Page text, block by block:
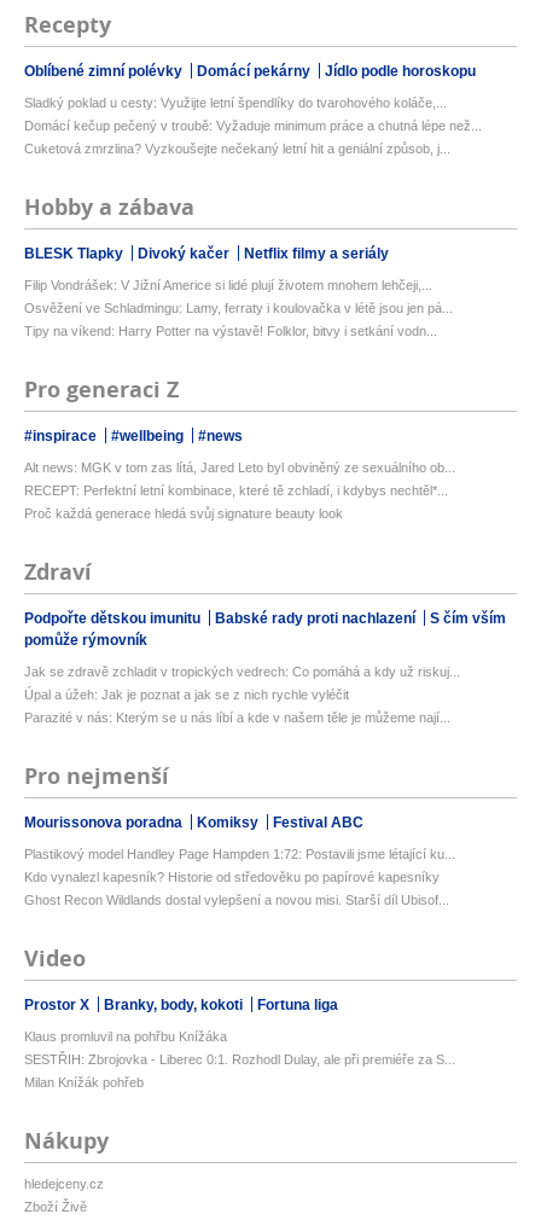
Recepty
Oblíbené zimní polévky Domácí pekárny Jídlo podle horoskopu
Sladký poklad u cesty: Využijte letní špendlíky do tvarohového koláče,...
Domácí kečup pečený v troubě: Vyžaduje minimum práce a chutná lépe než...
Cuketová zmrzlina? Vyzkoušejte nečekaný letní hit a geniální způsob, j...
Hobby a zábava
BLESK Tlapky Divoký kačer Netflix filmy a seriály
Filip Vondrášek: V Jižní Americe si lidé plují životem mnohem lehčeji,...
Osvěžení ve Schladmingu: Lamy, ferraty i koulovačka v létě jsou jen pá...
Tipy na víkend: Harry Potter na výstavě! Folklor, bitvy i setkání vodn...
Pro generaci Z
#inspirace #wellbeing #news
Alt news: MGK v tom zas lítá, Jared Leto byl obviněný ze sexuálního ob...
RECEPT: Perfektní letní kombinace, které tě zchladí, i kdybys nechtěl*...
Proč každá generace hledá svůj signature beauty look
Zdraví
Podpořte dětskou imunitu Babské rady proti nachlazení
S čím vším
pomůže rýmovník
Jak se zdravě zchladit v tropických vedrech: Co pomáhá a kdy už riskuj...
Úpal a úžeh: Jak je poznat a jak se z nich rychle vyléčit
Parazité v nás: Kterým se u nás líbí a kde v našem těle je můžeme nají...
Pro nejmenší
Mourissonova poradna Komiksy Festival ABC
Plastikový model Handley Page Hampden 1:72: Postavili jsme létající ku...
Kdo vynalezl kapesník? Historie od středověku po papírové kapesníky
Ghost Recon Wildlands dostal vylepšení a novou misi. Starší díl Ubisof...
Video
Prostor X Branky, body, kokoti Fortuna liga
Klaus promluvil na pohřbu Knížáka
SESTŘIH: Zbrojovka - Liberec 0:1. Rozhodl Dulay, ale při premiéře za S...
Milan Knížák pohřeb
Nákupy
hledejceny.cz
Zboží Živě